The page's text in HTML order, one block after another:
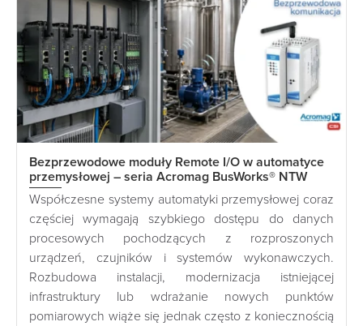
Bezprzewodowe moduły Remote I/O w automatyce
przemysłowej – seria Acromag BusWorks® NTW
Współczesne systemy automatyki przemysłowej coraz
częściej wymagają szybkiego dostępu do danych
procesowych pochodzących z rozproszonych
urządzeń, czujników i systemów wykonawczych.
Rozbudowa instalacji, modernizacja istniejącej
infrastruktury lub wdrażanie nowych punktów
pomiarowych wiąże się jednak często z koniecznością